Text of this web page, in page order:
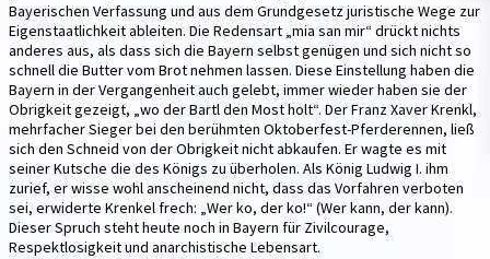
Bayerischen Verfassung und aus dem Grundgesetz juristische Wege zur
Eigenstaatlichkeit ableiten. Die Redensart „mia san mir“ drückt nichts
anderes aus, als dass sich die Bayern selbst genügen und sich nicht so
schnell die Butter vom Brot nehmen lassen. Diese Einstellung haben die
Bayern in der Vergangenheit auch gelebt, immer wieder haben sie der
Obrigkeit gezeigt, „wo der Bartl den Most holt“. Der Franz Xaver Krenkl,
mehrfacher Sieger bei den berühmten Oktoberfest-Pferderennen, ließ
sich den Schneid von der Obrigkeit nicht abkaufen. Er wagte es mit
seiner Kutsche die des Königs zu überholen. Als König Ludwig I. ihm
zurief, er wisse wohl anscheinend nicht, dass das Vorfahren verboten
sei, erwiderte Krenkel frech: „Wer ko, der ko!“ (Wer kann, der kann).
Dieser Spruch steht heute noch in Bayern für Zivilcourage,
Respektlosigkeit und anarchistische Lebensart.